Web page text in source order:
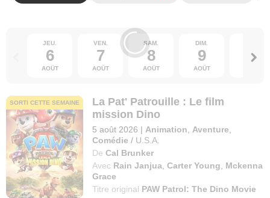
JEU.
6
AOÛT
VEN.
7
AOÛT
SAM.
8
AOÛT
DIM.
9
AOÛT
10
SORTI CETTE SEMAINE
La Pat' Patrouille : Le film
mission Dino
5 août 2026 | Animation Aventure
Comédie / U.S.A.
De Cal Brunker
Avec Rain Janjua ,Carter Young
Mckenna
Grace
Titre original PAW Patrol: The Dino Movie